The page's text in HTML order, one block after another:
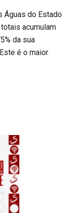
Águas do Estado
acumulam
da sua
é o maior